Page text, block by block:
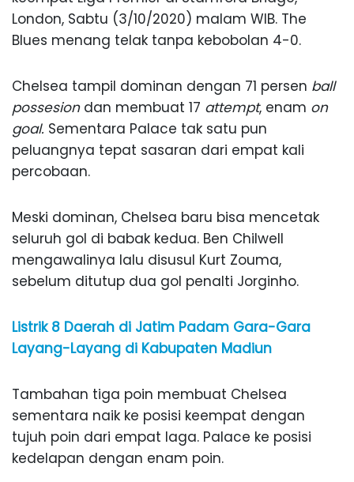
London, Sabtu (3/10/2020) malam WIB. The
Blues menang telak tanpa kebobolan 4-0.
Chelsea tampil dominan dengan 71 persen ball
possesiondan membuat 17 attempt, enam on
goal. Sementara Palace tak satu pun
peluangnya tepat sasaran dari empat kali
percobaan.
Meski dominan, Chelsea baru bisa mencetak
seluruh gol di babak kedua. Ben Chilwell
mengawalinya lalu disusul Kurt Zouma,
sebelum ditutup dua gol penalti Jorginho.
Listrik 8 Daerah di Jatim Padam Gara-Gara
Layang-Layang di Kabupaten Madiun
Tambahan tiga poin membuat Chelsea
sementara naik ke posisi keempat dengan
tujuh poin dari empat laga. Palace ke posisi
kedelapan dengan enam poin.